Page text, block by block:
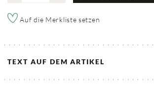
Auf die Merkliste setzen
TEXT AUF DEM ARTIKEL